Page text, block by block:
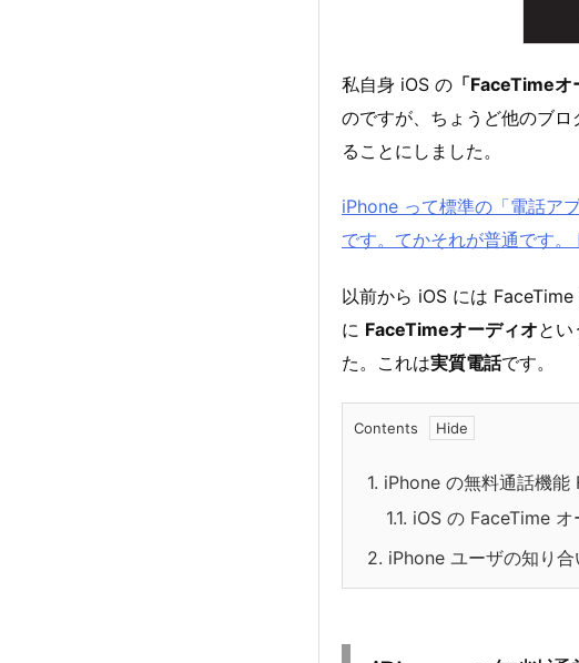
私自身 iOS の 「FaceTimeオ
のですが、ちょうど他のブ
ることにしました。
iPhone って標準の「電話ア
です。てかそれが普通です
以前から iOS には
に FaceTimeオーディオと
た。これは実質電話です。
Contents
1. iPhone の無料通話機能
1.1. iOS の FaceTime
2. iPhone ユーザの知り合